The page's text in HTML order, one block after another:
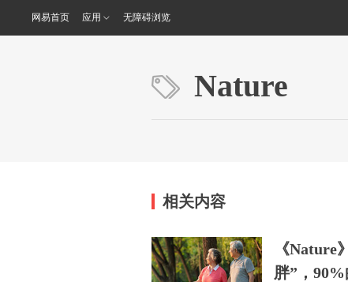
网易首页 应用 无障碍浏览
Nature
相关内容
《Nature
胖”，